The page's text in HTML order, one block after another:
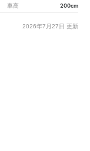
車高 200cm
2026年7月27日 更新